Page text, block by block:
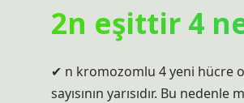
2n eşittir 4
✔ n kromozomlu 4 yeni hücre
sayısının yarısıdır. Bu